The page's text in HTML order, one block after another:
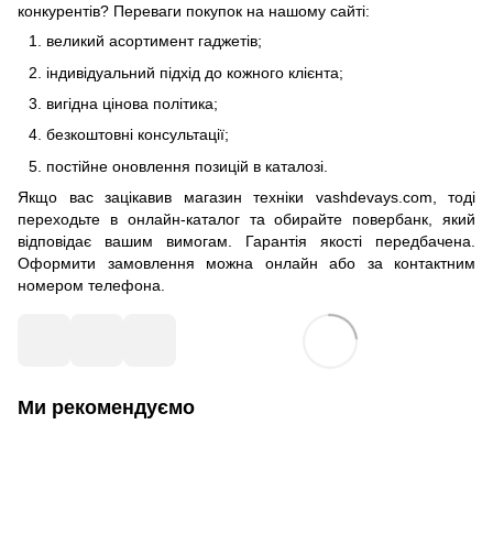
конкурентів? Переваги покупок на нашому сайті:
великий асортимент гаджетів;
індивідуальний підхід до кожного клієнта;
вигідна цінова політика;
безкоштовні консультації;
постійне оновлення позицій в каталозі.
Якщо вас зацікавив магазин техніки vashdevays.com, тоді
переходьте в онлайн-каталог та обирайте повербанк, який
відповідає вашим вимогам. Гарантія якості передбачена.
Оформити замовлення можна онлайн або за контактним
номером телефона.
Ми рекомендуємо